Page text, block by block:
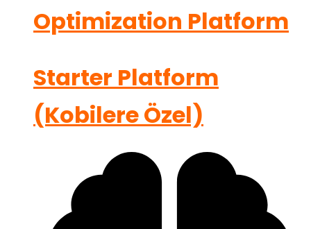
Optimization Platform
Starter Platform
(Kobilere Özel)